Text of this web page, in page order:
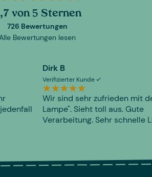
von 5 Sternen
726 Bewertungen
Bewertungen lesen
Dirk B
Verifizierter Kunde
Wir sind sehr zufrieden mit
Lampe". Sieht toll aus. Gute
Verarbeitung. Sehr schnelle